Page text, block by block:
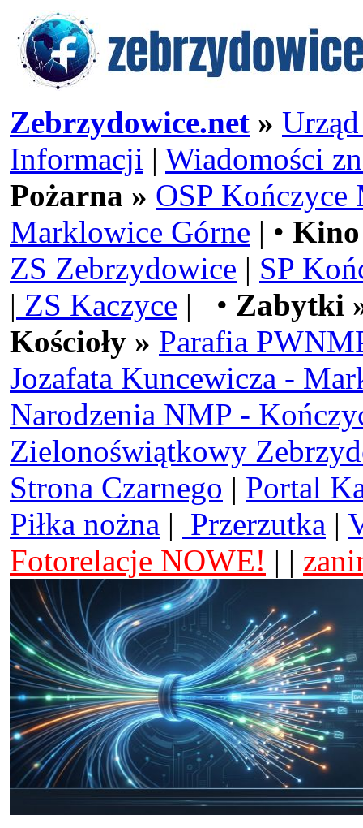
Zebrzydowice.net »
Informacji | Wiadomości
Pożarna » OSP Kończyce
Marklowice Górne | •
ZS Zebrzydowice | SP
| ZS Kaczyce | • Zabytki
Kościoły » Parafia
Jozafata Kuncewicza -
Narodzenia NMP -
Zielonoświątkowy
Strona Czarnego | Portal
Piłka nożna | Przerzutka |
Fotorelacje NOWE! | |